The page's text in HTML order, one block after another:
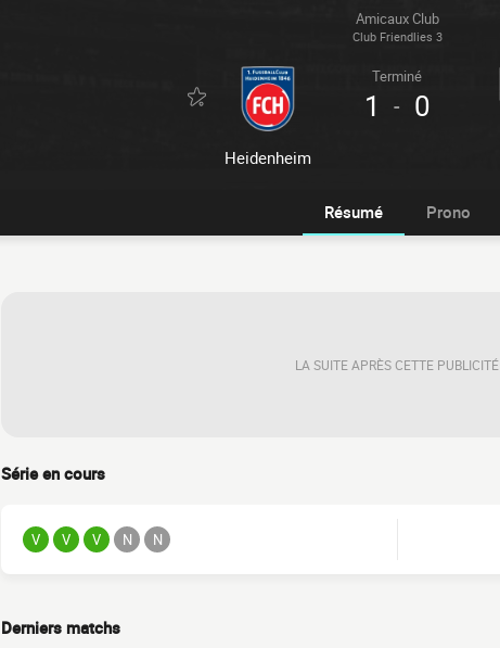
Amicaux Club
Club Friendlies 3
Heidenheim
Terminé
1 - 0
Résumé Prono
LA SUITE APRÈS CETTE PUBLICITÉ
Série en cours
V V V N N
Derniers matchs